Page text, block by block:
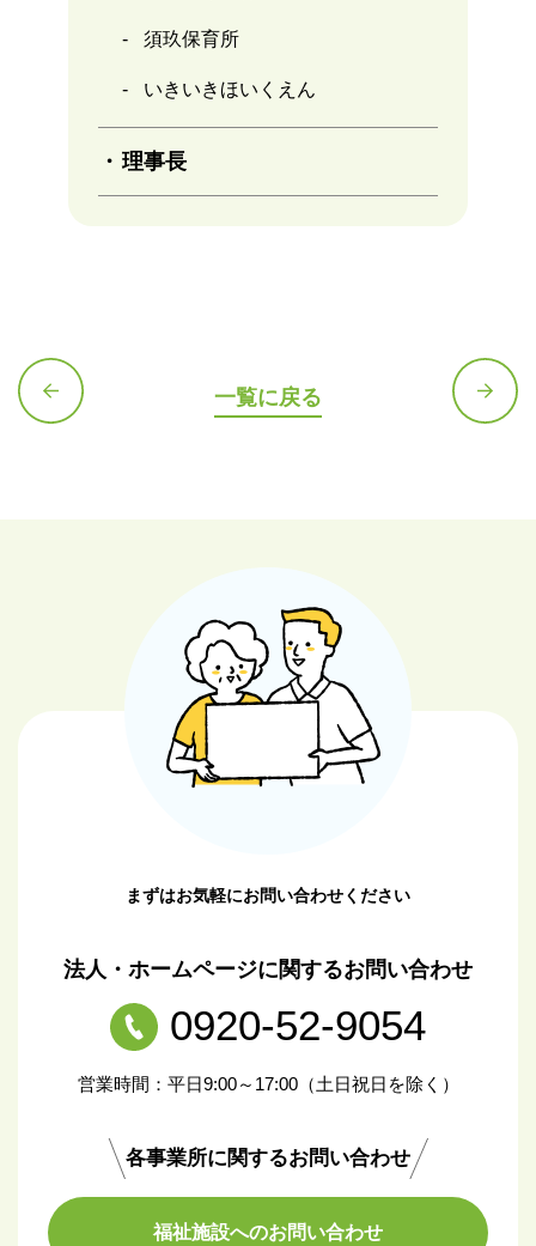
須玖保育所
いきいきほいくえん
理事長
一覧に戻る
まずはお気軽にお問い合わせください
法人・ホームページに関するお問い合わせ
0920-52-9054
営業時間：平日9:00～17:00（土日祝日を除く）
各事業所に関するお問い合わせ
福祉施設へのお問い合わせ